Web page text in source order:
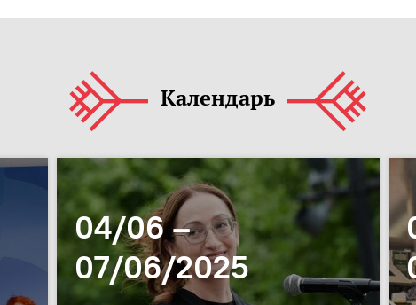
Календарь
04/06 –
07/06/2025